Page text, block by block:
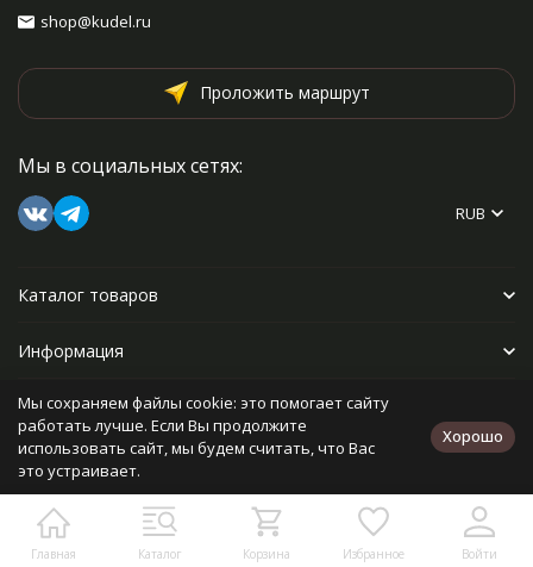
Главная Каталог Корзина Избранное Войти
shop@kudel.ru
Проложить маршрут
Мы в социальных сетях:
RUB
Каталог товаров
Информация
Прочее
Политика персональных данных
Разработано в
bodysite.ru
Мы сохраняем файлы cookie: это помогает сайту
работать лучше. Если Вы продолжите
использовать сайт, мы будем считать, что Вас
это устраивает.
Хорошо